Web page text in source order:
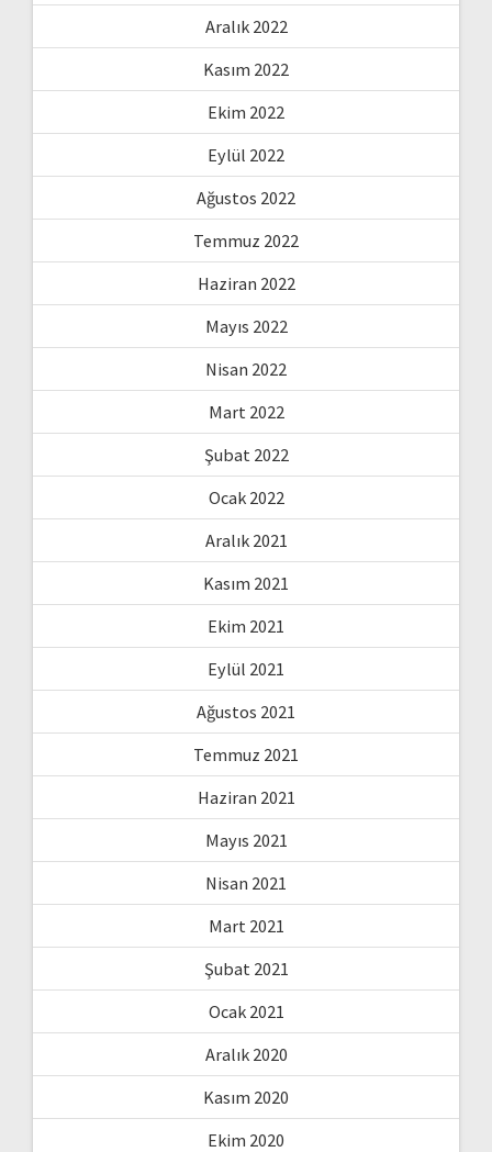
Aralık 2022
Kasım 2022
Ekim 2022
Eylül 2022
Ağustos 2022
Temmuz 2022
Haziran 2022
Mayıs 2022
Nisan 2022
Mart 2022
Şubat 2022
Ocak 2022
Aralık 2021
Kasım 2021
Ekim 2021
Eylül 2021
Ağustos 2021
Temmuz 2021
Haziran 2021
Mayıs 2021
Nisan 2021
Mart 2021
Şubat 2021
Ocak 2021
Aralık 2020
Kasım 2020
Ekim 2020